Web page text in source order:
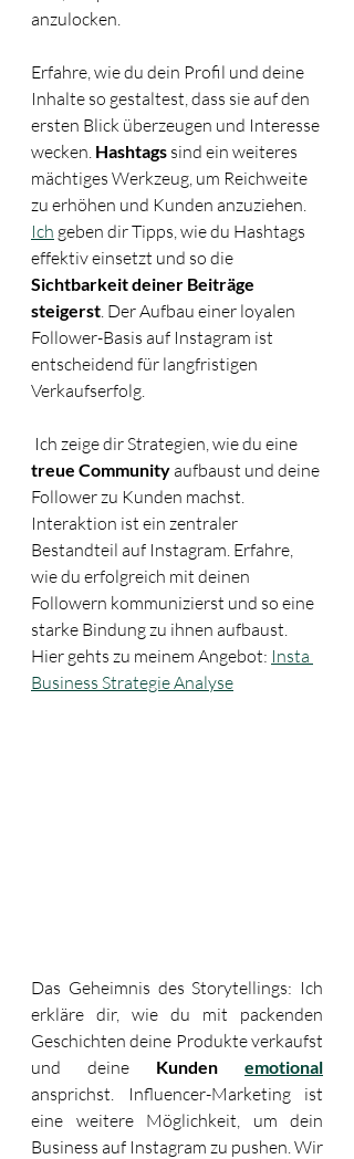
anzulocken.
Erfahre, wie du dein Profil und deine
Inhalte so gestaltest, dass sie auf den
ersten Blick überzeugen und Interesse
wecken. Hashtags sind ein weiteres
mächtiges Werkzeug, um Reichweite
zu erhöhen und Kunden anzuziehen.
Ich geben dir Tipps, wie du Hashtags
effektiv einsetzt und so die
Sichtbarkeit deiner Beiträge
steigerst. Der Aufbau einer loyalen
Follower-Basis auf Instagram ist
entscheidend für langfristigen
Verkaufserfolg.
Ich zeige dir Strategien, wie du eine
treue Community aufbaust und deine
Follower zu Kunden machst.
Interaktion ist ein zentraler
Bestandteil auf Instagram. Erfahre,
wie du erfolgreich mit deinen
Followern kommunizierst und so eine
starke Bindung zu ihnen aufbaust.
Hier gehts zu meinem Angebot: Insta
Business Strategie Analyse
Das Geheimnis des Storytellings: Ich
erkläre dir, wie du mit packenden
Geschichten deine Produkte verkaufst
und deine Kunden emotional
ansprichst. Influencer-Marketing ist
eine weitere Möglichkeit, um dein
Business auf Instagram zu pushen. Wir